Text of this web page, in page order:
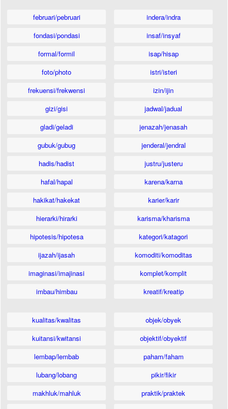
februari/pebruari
fondasi/pondasi
formal/formil
foto/photo
frekuensi/frekwensi
gizi/gisi
gladi/geladi
gubuk/gubug
hadis/hadist
hafal/hapal
hakikat/hakekat
hierarki/hirarki
hipotesis/hipotesa
ijazah/ijasah
imaginasi/imajinasi
imbau/himbau
indera/indra
insaf/insyaf
isap/hisap
istri/isteri
izin/ijin
jadwal/jadual
jenazah/jenasah
jenderal/jendral
justru/justeru
karena/karna
karier/karir
karisma/kharisma
kategori/katagori
komoditi/komoditas
komplet/komplit
kreatif/kreatip
kualitas/kwalitas
kuitansi/kwitansi
lembap/lembab
lubang/lobang
makhluk/mahluk
objek/obyek
objektif/obyektif
paham/faham
pikir/fikir
praktik/praktek